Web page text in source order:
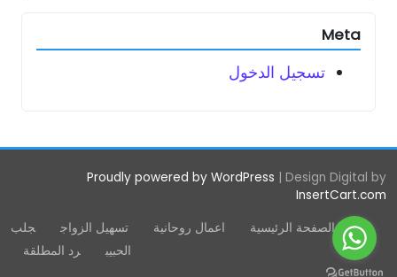
Meta
تسجيل الدخول
Proudly powered by WordPress | Design Digital by
InsertCart.com
الصفحة الرئيسية
اعمال روحانية تسهيل الزواج
جلب
الحبيب
رد المطلقة